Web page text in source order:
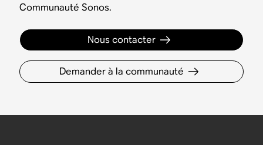
Communauté Sonos.
Nous contacter
Demander à la communauté